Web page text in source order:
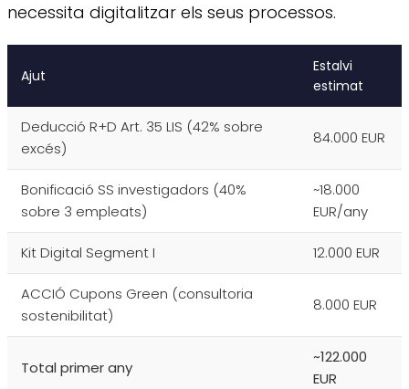
necessita digitalitzar els seus processos.
Ajut
Estalvi
estimat
Deducció R+D Art. 35 LIS (42% sobre
excés)
84.000 EUR
Bonificació SS investigadors (40%
sobre 3 empleats)
~18.000
EUR/any
Kit Digital Segment I 12.000 EUR
ACCIÓ Cupons Green (consultoria
sostenibilitat)
8.000 EUR
Total primer any
~122.000
EUR